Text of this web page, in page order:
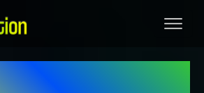
de tous vos